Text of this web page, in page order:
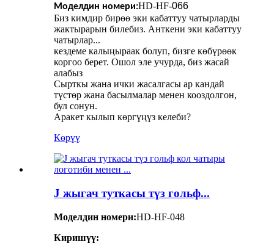
Моделдин номери:HD-HF-066
Биз кимдир бирөө эки кабаттуу чатырларды
жактырарын билебиз. Анткени эки кабаттуу
чатырлар...
кездеме калыңыраак болуп, бизге көбүрөөк
коргоо берет. Ошол эле учурда, биз жасай
алабыз
Сырткы жана ички жасалгасы ар кандай
түстөр жана басылмалар менен кооздолгон,
бул сонун.
Аракет кылып көргүңүз келеби?
Көрүү
J жыгач туткасы түз гольф...
Моделдин номери:HD-HF-048
Киришүү: